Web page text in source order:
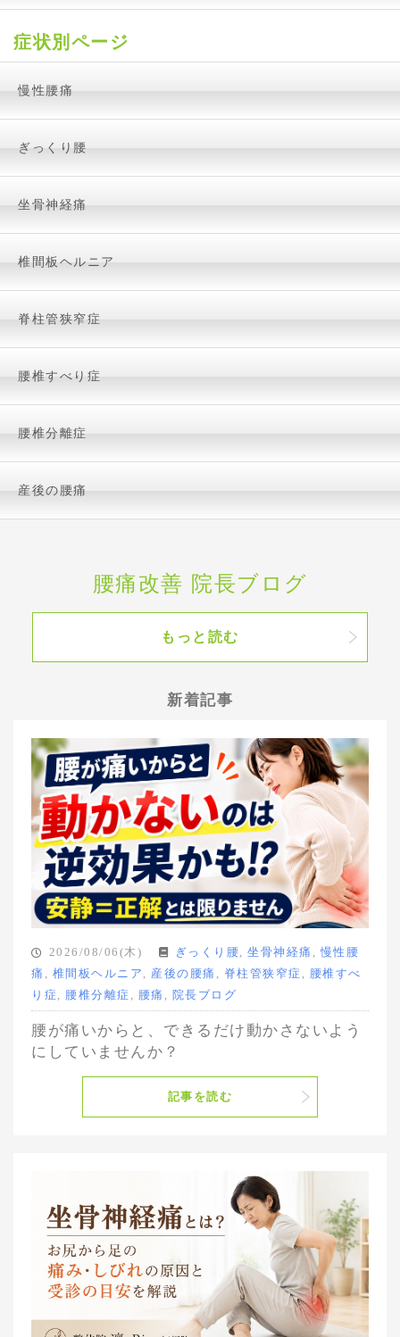
症状別ページ
慢性腰痛
ぎっくり腰
坐骨神経痛
椎間板ヘルニア
脊柱管狭窄症
腰椎すべり症
腰椎分離症
産後の腰痛
腰痛改善 院長ブログ
もっと読む
新着記事
2026/08/06(木) ぎっくり腰, 坐骨神経痛 , 慢性腰
痛 , 椎間板ヘルニア , 産後の腰痛 , 脊柱管狭窄症 , 腰椎すべ
り症 , 腰椎分離症 , 腰痛 , 院長ブログ
腰が痛いからと、できるだけ動かさないよう
にしていませんか？
記事を読む